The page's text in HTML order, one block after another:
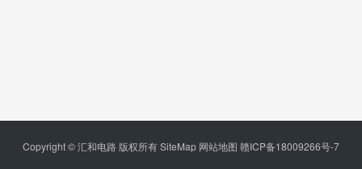
Copyright © 汇和电路 版权所有SiteMap 网站地图 赣ICP备18009266号-7